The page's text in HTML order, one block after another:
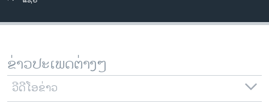
ທຸລະກິດ
ພາສາອັງກິດ
ສຽງ
ລາຍການກະຈາຍສຽງ
ຂ່າວປະເພດຕ່າງໆ
ວີດີໂອຂ່າວ